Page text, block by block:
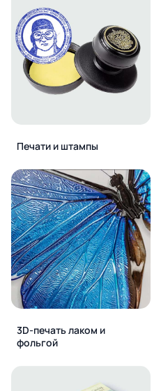
Печати и штампы
3D-печать лаком и
фольгой